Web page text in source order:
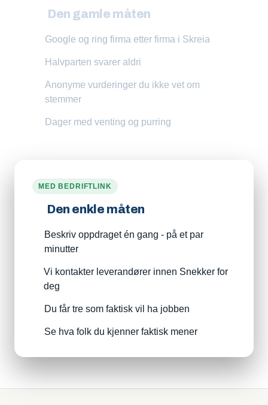
Den gamle måten
Google og ring firma etter firma i Skreia
Halvparten svarer aldri
Anonyme vurderinger du ikke vet om
stemmer
Dager med venting og purring
MED BEDRIFTLINK
Den enkle måten
Beskriv oppdraget én gang - på et par
minutter
Vi kontakter leverandører innen Snekker for
deg
Du får tre som faktisk vil ha jobben
Se hva folk du kjenner faktisk mener